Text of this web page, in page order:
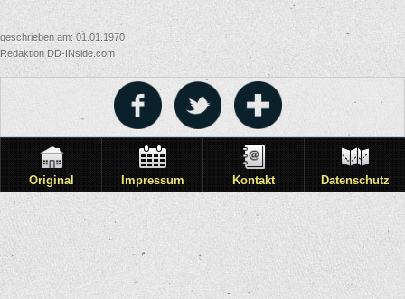
geschrieben am: 01.01.1970
Redaktion DD-INside.com
Original Impressum Kontakt Datenschutz